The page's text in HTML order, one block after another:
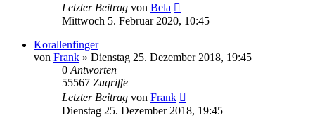
Letzter Beitrag von Bela
Mittwoch 5. Februar 2020, 10:45
Korallenfinger
von Frank » Dienstag 25. Dezember 2018, 19:45
0 Antworten
55567 Zugriffe
Letzter Beitrag von Frank
Dienstag 25. Dezember 2018, 19:45